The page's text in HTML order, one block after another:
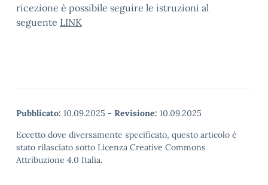
ricezione è possibile seguire le istruzioni al
seguente LINK
Pubblicato: 10.09.2025 - Revisione: 10.09.2025
Eccetto dove diversamente specificato, questo articolo è
stato rilasciato sotto Licenza Creative Commons
Attribuzione 4.0 Italia.